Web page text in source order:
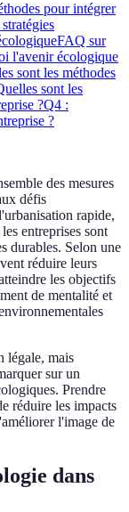
pour intégrer
FAQ sur
l'avenir écologique
sont les méthodes
sont les
?Q4 :
?
des mesures
défis
rapide,
entreprises sont
durables. Selon une
réduire leurs
les objectifs
de mentalité et
légale, mais
sur un
Prendre
réduire les impacts
l'image de
dans